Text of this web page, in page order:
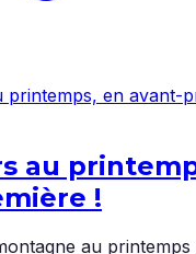
au
!
au